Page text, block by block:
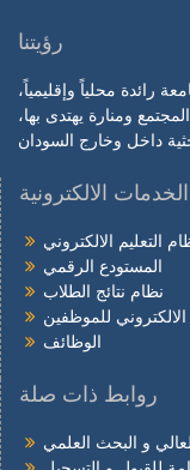
رؤيتنا
رائدة محلياً وإقليمياً،
ومنارة يهتدى بها،
الخدمات الالكترونية
التعليم الالكتروني
المستودع الرقمي
نظام نتائج الطلاب
الالكتروني للموظفين
الوظائف
روابط ذات صلة
و البحث العلمي